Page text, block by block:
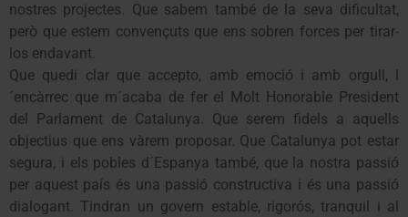
nostres projectes. Que sabem també de la seva dificultat,
però que estem convençuts que ens sobren forces per tirar-
los endavant.
Que quedi clar que accepto, amb emoció i amb orgull, l
´encàrrec que m´acaba de fer el Molt Honorable President
del Parlament de Catalunya. Que serem fidels a aquells
objectius que ens vàrem proposar. Que Catalunya pot estar
segura, i els pobles d´Espanya també, que la nostra passió
per aquest país és una passió constructiva i és una passió
dialogant. Tindran un govern estable, rigorós, tranquil i al